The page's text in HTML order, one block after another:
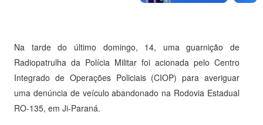
Na tarde do último domingo, 14, uma guarnição de
Radiopatrulha da Polícia Militar foi acionada pelo Centro
Integrado de Operações Policiais (CIOP) para averiguar
uma denúncia de veículo abandonado na Rodovia Estadual
RO-135, em Ji-Paraná.